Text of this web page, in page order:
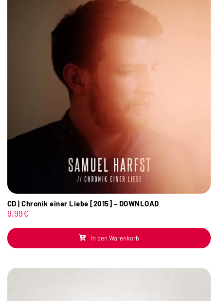
CD | Chronik einer Liebe [2015] – DOWNLOAD
9,99€
In den Warenkorb